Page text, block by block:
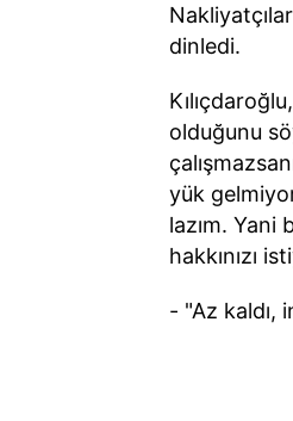
dinledi.
olduğunu
yük
lazım. Yani
hakkınızı
- "Az kaldı,